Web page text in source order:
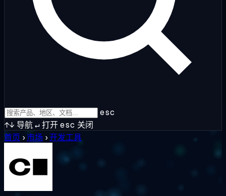
esc
↑↓ 导航↵打开esc 关闭
首页 ›市场 ›开发工具